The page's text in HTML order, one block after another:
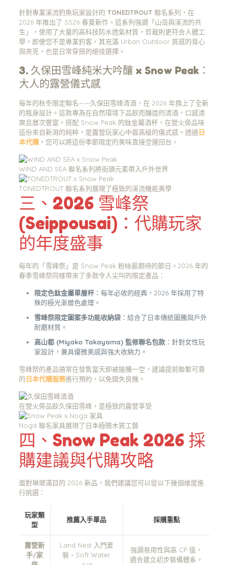
針對專業溪流釣魚玩家設計的 TONEDTROUT聯名系列，在
2026 年推出了 SS26 春夏新作。這系列強調「山岳與溪流的共
生」，使用了大量的高科技防水透氣材質，剪裁則更符合人體工
學。即便您不是專業釣客，其充滿 Urban Outdoor 質感的背心
與夾克，也是日常穿搭的絕佳選擇。
3. 久保田雪峰純米大吟釀 x Snow Peak：
大人的露營儀式感
每年的秋冬限定聯名——久保田雪峰清酒，在 2026 年換上了全新
的瓶身設計。這款專為在自然環境下品飲而釀造的清酒，口感清
爽且層次豐富。搭配 Snow Peak 的鈦金屬酒杯，在營火旁品味
這份來自新潟的純粹，是露營玩家心中最高級的儀式感。透過日
本代購，您可以將這份季節限定的美味直接空運回台。
WIND AND SEA 聯名系列將街頭元素帶入戶外世界
TONEDTROUT 聯名系列展現了極致的溪流機能美學
三、2026 雪峰祭
(Seippousai)：代購玩家
的年度盛事
每年的「雪峰祭」是 Snow Peak 粉絲最期待的節日。2026 年的
春季雪峰祭同樣帶來了多款令人尖叫的限定產品：
限定色鈦金屬單層杯：每年必收的經典，2026 年採用了特
殊的極光漸層色處理。
雪峰祭限定圖案多功能收納袋：結合了日本傳統圖騰與戶外
耐磨材質。
高山都 (Miyako Takayama) 監修聯名包款：針對女性玩
家設計，兼具優雅美感與強大收納力。
雪峰祭的產品通常在發售當天即被搶購一空，建議提前聯繫可靠
的日本代購服務進行預約，以免錯失良機。
在營火旁品飲久保田雪峰，是極致的露營享受
Noga 聯名家具展現了日本極簡木質工藝
四、Snow Peak 2026 採
購建議與代購攻略
面對琳瑯滿目的 2026 新品，我們建議您可以從以下幾個維度進
行挑選：
玩家類
型
推薦入手單品 採購重點
露營新
手/家
Land Nest 入門套
裝、Soft Water
強調易用性與高 CP 值，
適合建立初步裝備體系。